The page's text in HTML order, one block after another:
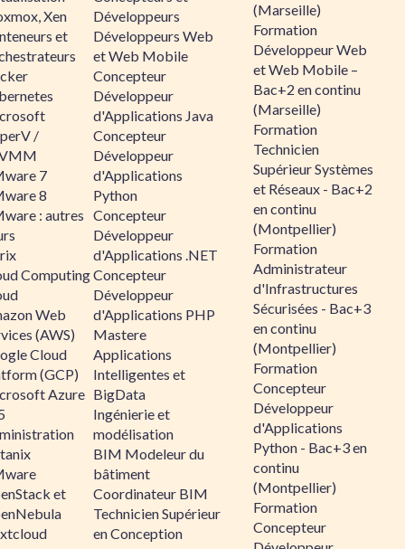
Xen
et
/
7
8
: autres
Computing
Web
(AWS)
Cloud
(GCP)
Azure
et
Développeurs
Développeurs Web
et Web Mobile
Concepteur
Développeur
d'Applications Java
Concepteur
Développeur
d'Applications
Python
Concepteur
Développeur
d'Applications .NET
Concepteur
Développeur
d'Applications PHP
Mastere
Applications
Intelligentes et
BigData
Ingénierie et
modélisation
BIM Modeleur du
bâtiment
Coordinateur BIM
Technicien Supérieur
en Conception
(Marseille)
Formation
Développeur Web
et Web Mobile –
Bac+2 en continu
(Marseille)
Formation
Technicien
Supérieur Systèmes
et Réseaux - Bac+2
en continu
(Montpellier)
Formation
Administrateur
d'Infrastructures
Sécurisées - Bac+3
en continu
(Montpellier)
Formation
Concepteur
Développeur
d'Applications
Python - Bac+3 en
continu
(Montpellier)
Formation
Concepteur